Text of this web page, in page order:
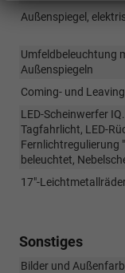
Außenspiegel,
Umfeldbeleuchtung
Außenspiegeln
Coming- und
LED-Scheinwerfer
Tagfahrlicht, LED-
Fernlichtregulierung
beleuchtet,
17"-
Sonstiges
Bilder und